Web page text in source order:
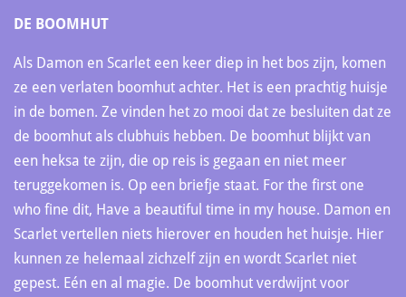
DE BOOMHUT
Als Damon en Scarlet een keer diep in het bos zijn, komen
ze een verlaten boomhut achter. Het is een prachtig huisje
in de bomen. Ze vinden het zo mooi dat ze besluiten dat ze
de boomhut als clubhuis hebben. De boomhut blijkt van
een heksa te zijn, die op reis is gegaan en niet meer
teruggekomen is. Op een briefje staat. For the first one
who fine dit, Have a beautiful time in my house. Damon en
Scarlet vertellen niets hierover en houden het huisje. Hier
kunnen ze helemaal zichzelf zijn en wordt Scarlet niet
gepest. Eén en al magie. De boomhut verdwijnt voor